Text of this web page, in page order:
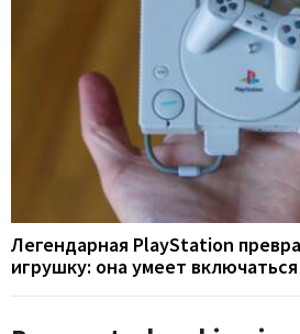
Легендарная PlayStation
игрушку: она умеет включаться